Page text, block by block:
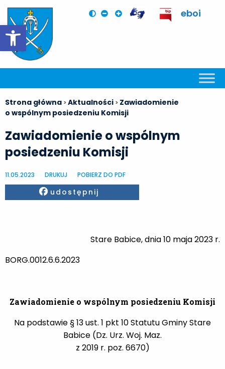
Otwórz pasek narzędzi
eboi
Strona główna >Aktualności > Zawiadomienie
o wspólnym posiedzeniu Komisji
Zawiadomienie o wspólnym
posiedzeniu Komisji
11.05.2023 DRUKUJ POBIERZ DO PDF
Facebook
udostępnij
Stare Babice, dnia 10 maja 2023 r.
BORG.0012.6.6.2023
Zawiadomienie o wspólnym posiedzeniu Komisji
Na podstawie § 13 ust. 1 pkt 10 Statutu Gminy Stare
Babice (Dz. Urz. Woj. Maz.
z 2019 r. poz. 6670)